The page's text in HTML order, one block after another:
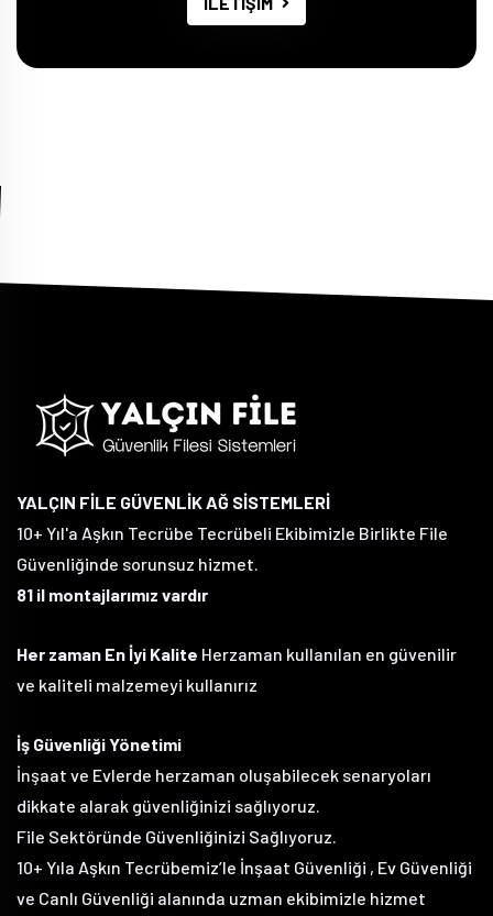
YALÇIN FİLE GÜVENLİK AĞ SİSTEMLERİ
10+ Yıl'a Aşkın Tecrübe Tecrübeli Ekibimizle Birlikte File
Güvenliğinde sorunsuz hizmet.
81 il montajlarımız vardır
Her zaman En İyi Kalite Herzaman kullanılan en güvenilir
ve kaliteli malzemeyi kullanırız
İş Güvenliği Yönetimi
İnşaat ve Evlerde herzaman oluşabilecek senaryoları
dikkate alarak güvenliğinizi sağlıyoruz.
File Sektöründe Güvenliğinizi Sağlıyoruz.
10+ Yıla Aşkın Tecrübemiz’le İnşaat Güvenliği , Ev Güvenliği
ve Canlı Güvenliği alanında uzman ekibimizle hizmet